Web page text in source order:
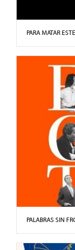
PARA MATAR
PALABRAS SIN